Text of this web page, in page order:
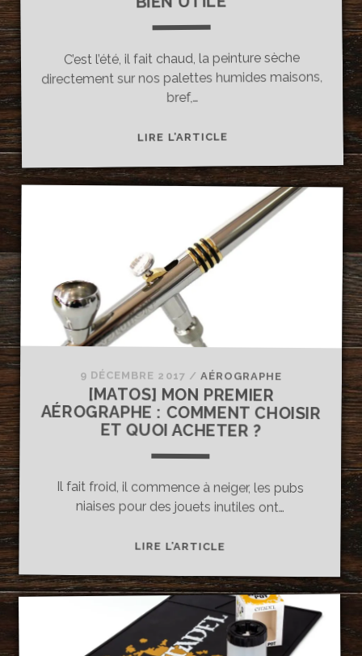
C’est l’été, il fait chaud, la peinture sèche
directement sur nos palettes humides maisons,
bref,…
LIRE L’ARTICLE[MATOS]
PALETTE
HUMIDE
BIEN
UTILE
9 DÉCEMBRE 2017 / AÉROGRAPHE
[MATOS] MON PREMIER
AÉROGRAPHE : COMMENT CHOISIR
ET QUOI ACHETER ?
Il fait froid, il commence à neiger, les pubs
niaises pour des jouets inutiles ont…
LIRE L’ARTICLE[MATOS]
PREMIER
AÉROGRAPHE
:
COMMENT